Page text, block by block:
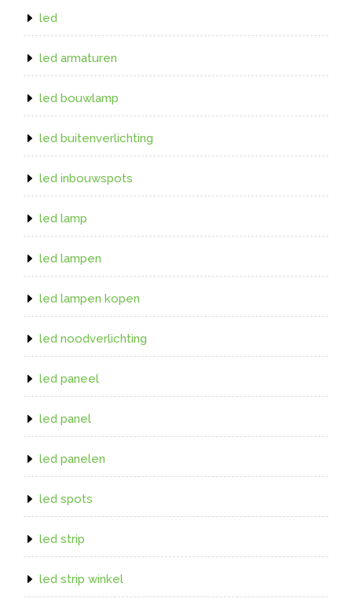
led
led armaturen
led bouwlamp
led buitenverlichting
led inbouwspots
led lamp
led lampen
led lampen kopen
led noodverlichting
led paneel
led panel
led panelen
led spots
led strip
led strip winkel